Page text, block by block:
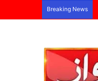
Breaking News